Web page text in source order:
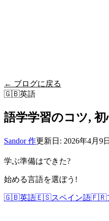
← ブログに戻る
🇬🇧英語
語学学習のコツ,
Sandor 作更新日: 2026年4月9日
学ぶ準備はできた?
始める言語を選ぼう!
🇬🇧英語🇪🇸スペイン語🇫🇷